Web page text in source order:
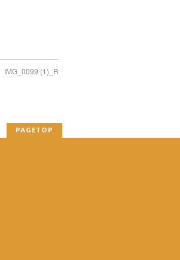
IMG_0099 (1)_R
PAGETOP